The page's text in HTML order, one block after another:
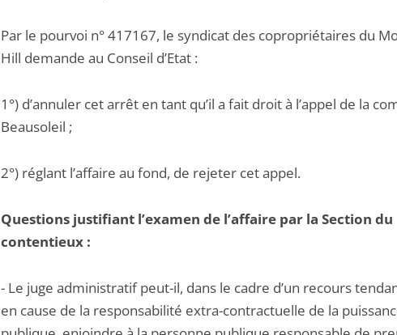
Par le pourvoi n° 417167, le syndicat des copropriétaires du
Hill demande au Conseil d’Etat :
1°) d’annuler cet arrêt en tant qu’il a fait droit à l’appel de la
Beausoleil ;
2°) réglant l’affaire au fond, de rejeter cet appel.
Questions justifiant l’examen de l’affaire par la Section du
contentieux :
- Le juge administratif peut-il, dans le cadre d’un recours
en cause de la responsabilité extra-contractuelle de la